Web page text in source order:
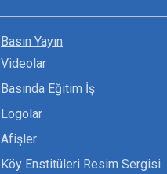
Basın Yayın
Videolar
Basında Eğitim İş
Logolar
Afişler
Köy Enstitüleri Resim Sergisi